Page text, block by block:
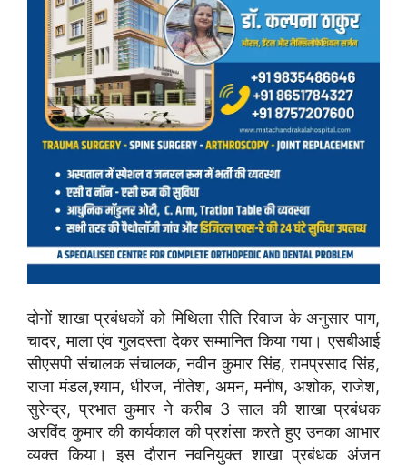
दोनों शाखा प्रबंधकों को मिथिला रीति रिवाज के अनुसार पाग,
चादर, माला एंव गुलदस्ता देकर सम्मानित किया गया। एसबीआई
सीएसपी संचालक संचालक, नवीन कुमार सिंह, रामप्रसाद सिंह,
राजा मंडल,श्याम, धीरज, नीतेश, अमन, मनीष, अशोक, राजेश,
सुरेन्द्र, प्रभात कुमार ने करीब 3 साल की शाखा प्रबंधक
अरविंद कुमार की कार्यकाल की प्रशंसा करते हुए उनका आभार
व्यक्त किया। इस दौरान नवनियुक्त शाखा प्रबंधक अंजन